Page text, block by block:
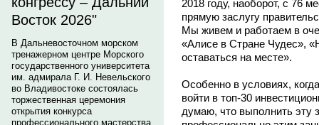
Восток 2026"
В Дальневосточном морском
тренажерном центре Морского
государственного университета
им. адмирала Г. И. Невельского
во Владивостоке состоялась
торжественная церемония
открытия конкурса
профессионального мастерства
2018 году, наоборот, с 76
прямую заслугу
Мы живем и работаем в
«Алисе в Стране Чудес»,
оставаться на месте».
Особенно в условиях,
войти в топ-30
думаю, что выполнить эту